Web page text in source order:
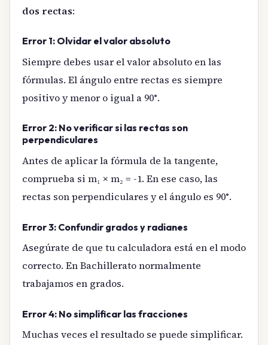
dos rectas:
Error 1: Olvidar el valor absoluto
Siempre debes usar el valor absoluto en las
fórmulas. El ángulo entre rectas es siempre
positivo y menor o igual a 90°.
Error 2: No verificar si las rectas son
perpendiculares
Antes de aplicar la fórmula de la tangente,
comprueba si m₁ × m₂ = -1. En ese caso, las
rectas son perpendiculares y el ángulo es 90°.
Error 3: Confundir grados y radianes
Asegúrate de que tu calculadora está en el modo
correcto. En Bachillerato normalmente
trabajamos en grados.
Error 4: No simplificar las fracciones
Muchas veces el resultado se puede simplificar.